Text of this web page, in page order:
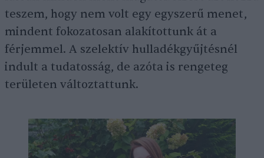
teszem, hogy nem volt egy egyszerű menet,
mindent fokozatosan alakítottunk át a
férjemmel. A szelektív hulladékgyűjtésnél
indult a tudatosság, de azóta is rengeteg
területen változtattunk.